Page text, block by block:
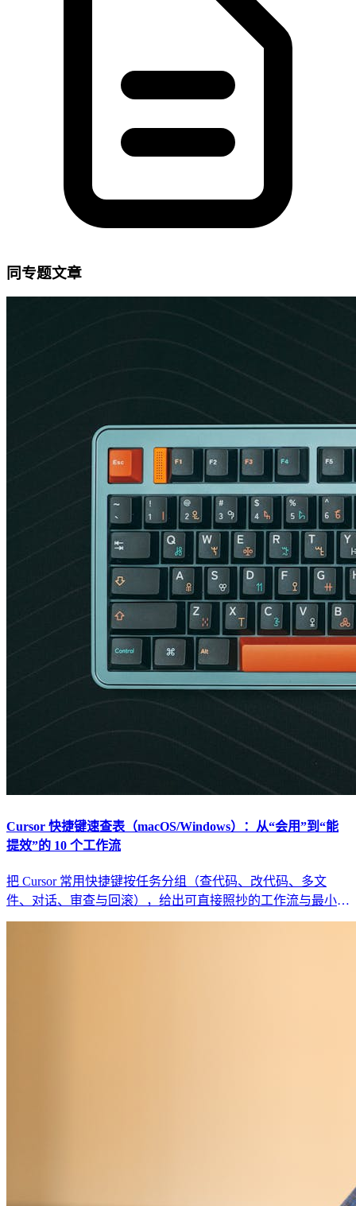
同专题文章
Cursor 快捷键速查表（macOS/Windows）：从“会用”到“能
提效”的 10 个工作流
把 Cursor 常用快捷键按任务分组（查代码、改代码、多文
件、对话、审查与回滚），给出可直接照抄的工作流与最小回
归清单，避免“快捷键背了也没变快”。